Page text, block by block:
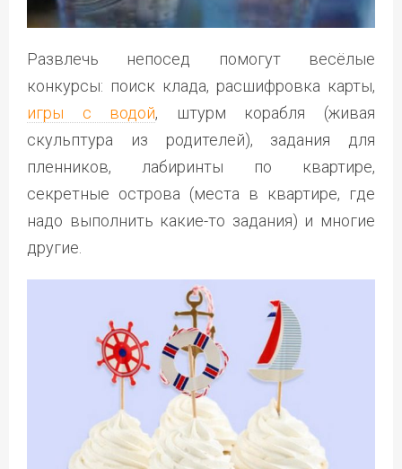
Развлечь непосед помогут весёлые
конкурсы: поиск клада, расшифровка карты,
игры с водой, штурм корабля (живая
скульптура из родителей), задания для
пленников, лабиринты по квартире,
секретные острова (места в квартире, где
надо выполнить какие-то задания) и многие
другие.